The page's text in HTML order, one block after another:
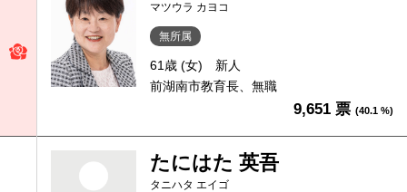
マツウラ カヨコ
無所属
61歳 (女)
新人
前湖南市教育長、無職
9,651 票 (40.1 %)
たにはた 英吾
タニハタ エイゴ